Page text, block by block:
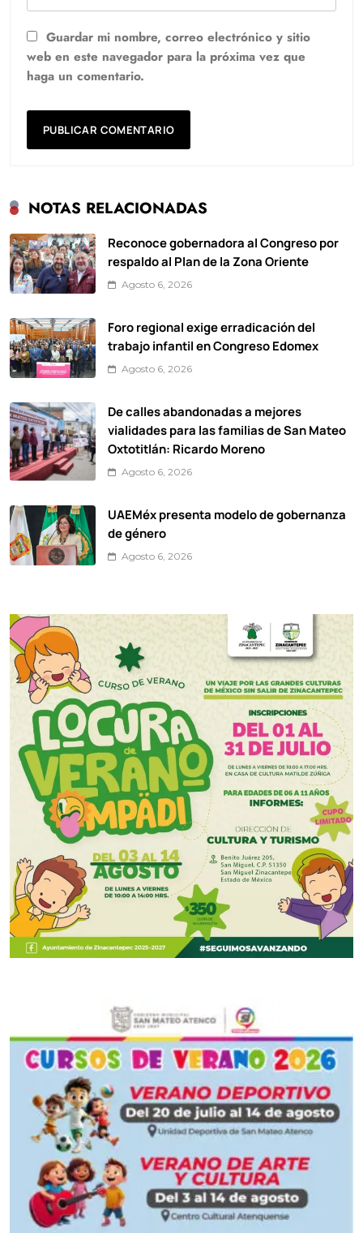
Guardar mi nombre, correo electrónico y sitio
web en este navegador para la próxima vez que
haga un comentario.
NOTAS RELACIONADAS
Reconoce gobernadora al Congreso por
respaldo al Plan de la Zona Oriente
Agosto 6, 2026
Foro regional exige erradicación del
trabajo infantil en Congreso Edomex
Agosto 6, 2026
De calles abandonadas a mejores
vialidades para las familias de San Mateo
Oxtotitlán: Ricardo Moreno
Agosto 6, 2026
UAEMéx presenta modelo de gobernanza
de género
Agosto 6, 2026